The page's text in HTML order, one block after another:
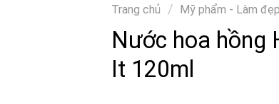
Trang chủ / Mỹ phẩm - Làm đẹp
Nước hoa hồng
It 120ml